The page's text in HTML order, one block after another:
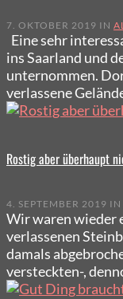
7. OKTOBER 2019 IN
Eine sehr
ins Saarland und
unternommen.
verlassene
Rostig aber überhaupt
4. SEPTEMBER 2019 IN
Wir waren wieder
verlassenen
damals
versteckten-,